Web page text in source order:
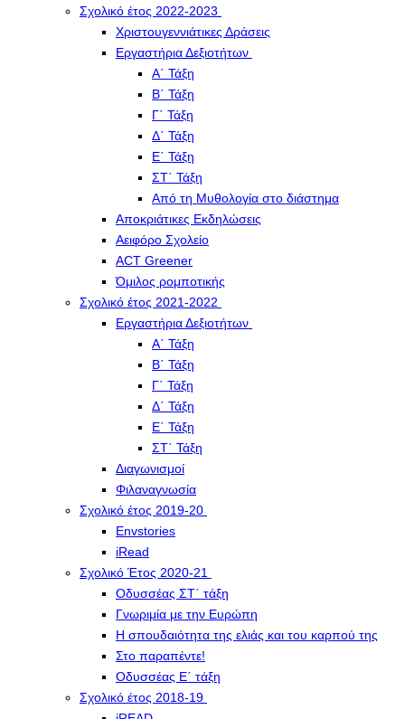
Σχολικό έτος 2022-2023
Χριστουγεννιάτικες Δράσεις
Εργαστήρια Δεξιοτήτων
Α΄ Τάξη
Β΄ Τάξη
Γ΄ Τάξη
Δ΄ Τάξη
Ε΄ Τάξη
ΣΤ΄ Τάξη
Από τη Μυθολογία στο διάστημα
Αποκριάτικες Εκδηλώσεις
Αειφόρο Σχολείο
ACT Greener
Όμιλος ρομποτικής
Σχολικό έτος 2021-2022
Εργαστήρια Δεξιοτήτων
Α΄ Τάξη
Β΄ Τάξη
Γ΄ Τάξη
Δ΄ Τάξη
Ε΄ Τάξη
ΣΤ΄ Τάξη
Διαγωνισμοί
Φιλαναγνωσία
Σχολικό έτος 2019-20
Envstories
iRead
Σχολικό Έτος 2020-21
Οδυσσέας ΣΤ΄ τάξη
Γνωριμία με την Ευρώπη
Η σπουδαιότητα της ελιάς και του καρπού της
Στο παραπέντε!
Οδυσσέας Ε΄ τάξη
Σχολικό έτος 2018-19